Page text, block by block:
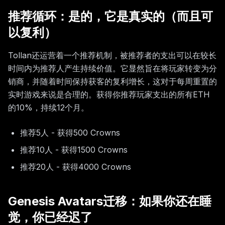
推荐循环：是的，它是真实的（而且可
以复利）
Tollan还运营着一个推荐机制，被推荐者的支出可以在较长
时间内为推荐人产生持续价值。它显然旨在将玩家转变为分
销商，并随着时间保持获客的复利增长，这对于每周重置的
实时游戏来说是合理的。获得你推荐玩家支出的所有ETH
的10%，持续12个月。
推荐5人 - 获得500 Crowns
推荐10人 - 获得1500 Crowns
推荐20人 - 获得4000 Crowns
Genesis Avatars迁移：如果你还在睡
觉，你已经迟了